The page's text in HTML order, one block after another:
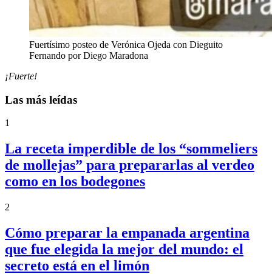
Fuertísimo posteo de Verónica Ojeda con Dieguito
Fernando por Diego Maradona
¡Fuerte!
Las más leídas
1
La receta imperdible de los “sommeliers
de mollejas” para prepararlas al verdeo
como en los bodegones
2
Cómo preparar la empanada argentina
que fue elegida la mejor del mundo: el
secreto está en el limón